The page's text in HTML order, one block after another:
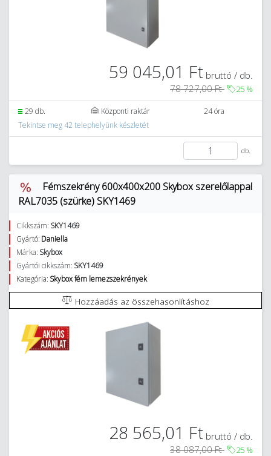
59 045,01 Ft bruttó / db.
78 727,00 Ft
25 %
29 db. Központi raktár
24 óra
Tekintse meg 42 telephelyünk készletét
db.
Fémszekrény 600x400x200 Skybox szerelőlappal
RAL7035 (szürke) SKY1469
Cikkszám: SKY1469
Gyártó: Daniella
Márka: Skybox
Gyártói cikkszám: SKY1469
Kategória: Skybox fém lemezszekrények
Hozzáadás az összehasonlításhoz
28 565,01 Ft bruttó / db.
38 087,00 Ft
25 %